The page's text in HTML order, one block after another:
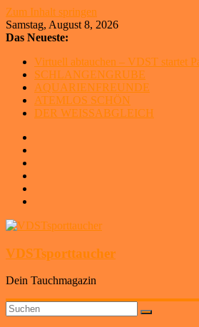
Zum Inhalt springen
Samstag, August 8, 2026
Das Neueste:
Virtuell abtauchen – VDST startet
SCHLANGENGRUBE
AQUARIENFREUNDE
ATEMLOS SCHÖN
DER WEISSABGLEICH
VDSTsporttaucher
Dein Tauchmagazin